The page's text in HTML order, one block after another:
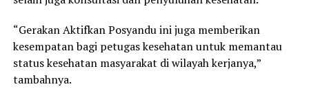
“Gerakan Aktifkan Posyandu ini juga memberikan
kesempatan bagi petugas kesehatan untuk memantau
status kesehatan masyarakat di wilayah kerjanya,”
tambahnya.